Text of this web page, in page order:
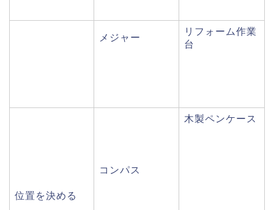
メジャー
リフォーム作業
台
位置を決める
コンパス
木製ペンケース